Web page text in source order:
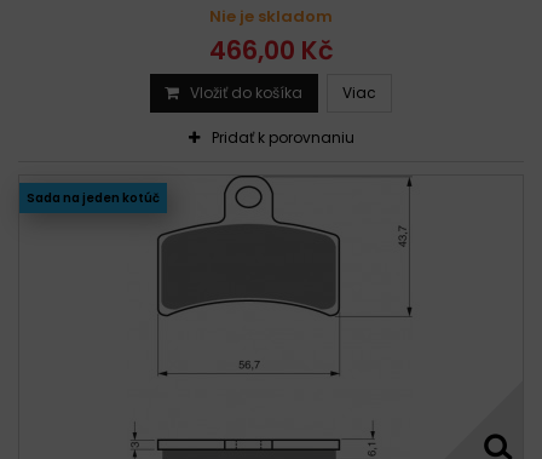
Nie je skladom
466,00 Kč
Vložiť do košíka Viac
Pridať k porovnaniu
Sada na jeden kotúč